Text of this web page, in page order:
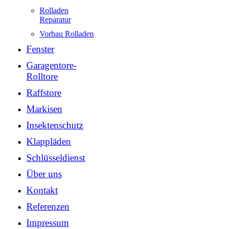
Rolladen
Reparatur
Vorbau Rolladen
Fenster
Garagentore-
Rolltore
Raffstore
Markisen
Insektenschutz
Klappläden
Schlüsseldienst
Über uns
Kontakt
Referenzen
Impressum